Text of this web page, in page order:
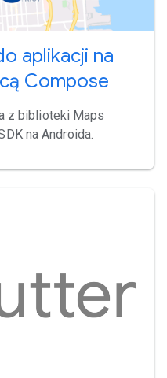
aplikacji na
Compose
z biblioteki Maps
na Androida.